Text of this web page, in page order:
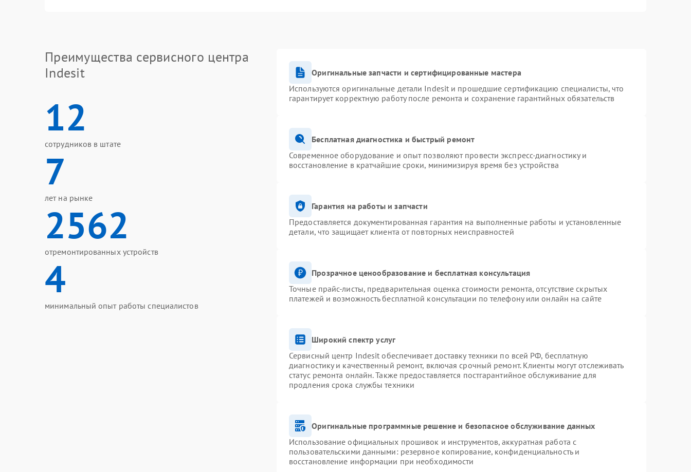
Преимущества сервисного центра
Indesit
12
сотрудников в штате
7
лет на рынке
2562
отремонтированных устройств
4
минимальный опыт работы специалистов
Оригинальные запчасти и сертифицированные мастера
Используются оригинальные детали Indesit и прошедшие сертификацию специалисты, что
гарантирует корректную работу после ремонта и сохранение гарантийных обязательств
Бесплатная диагностика и быстрый ремонт
Современное оборудование и опыт позволяют провести экспресс-диагностику и
восстановление в кратчайшие сроки, минимизируя время без устройства
Гарантия на работы и запчасти
Предоставляется документированная гарантия на выполненные работы и установленные
детали, что защищает клиента от повторных неисправностей
Прозрачное ценообразование и бесплатная консультация
Точные прайс-листы, предварительная оценка стоимости ремонта, отсутствие скрытых
платежей и возможность бесплатной консультации по телефону или онлайн на сайте
Широкий спектр услуг
Сервисный центр Indesit обеспечивает доставку техники по всей РФ, бесплатную
диагностику и качественный ремонт, включая срочный ремонт. Клиенты могут отслеживать
статус ремонта онлайн. Также предоставляется постгарантийное обслуживание для
продления срока службы техники
Оригинальные программные решение и безопасное обслуживание данных
Использование официальных прошивок и инструментов, аккуратная работа с
пользовательскими данными: резервное копирование, конфиденциальность и
восстановление информации при необходимости